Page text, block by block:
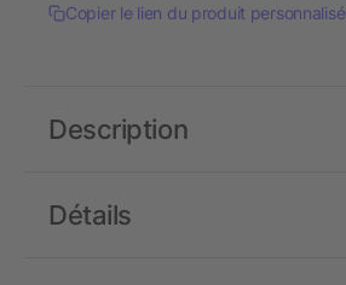
Copier le lien du produit personnalisé
Détails
Description